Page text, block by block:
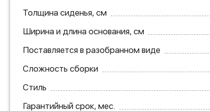
Толщина сиденья, см
Ширина и длина основания, см
Поставляется в разобранном виде
Сложность сборки
Стиль
Гарантийный срок, мес.